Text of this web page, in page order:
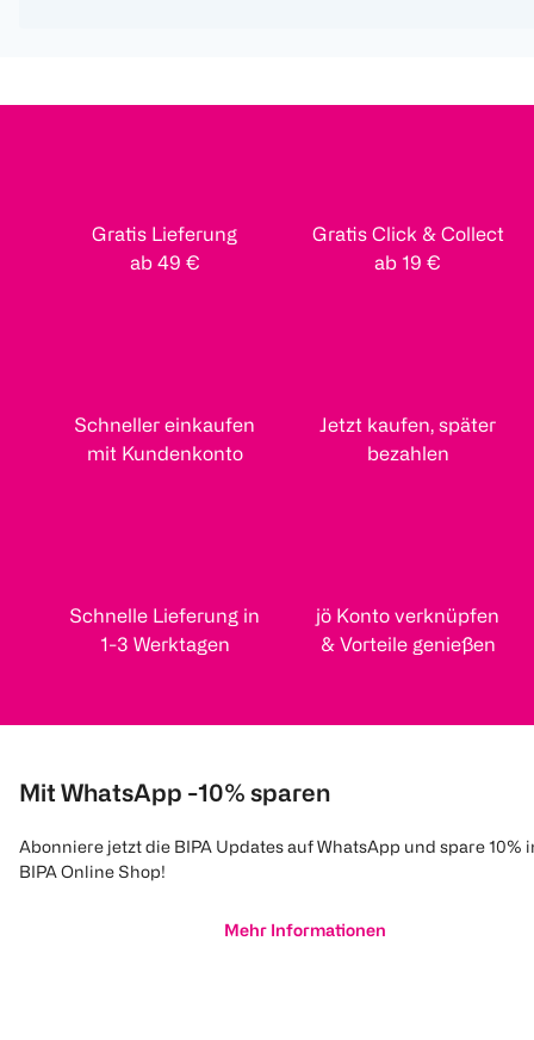
Gratis Lieferung
ab 49 €
Gratis Click & Collect
ab 19 €
Schneller einkaufen
mit Kundenkonto
Jetzt kaufen, später
bezahlen
Schnelle Lieferung in
1-3 Werktagen
jö Konto verknüpfen
& Vorteile genießen
Mit WhatsApp -10% sparen
Abonniere jetzt die BIPA Updates auf WhatsApp und spare 10%
BIPA Online Shop!
Mehr Informationen